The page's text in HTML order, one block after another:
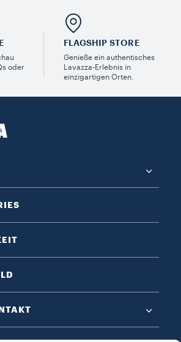
oder
FLAGSHIP STORE
Genieße ein authentisches
Lavazza-Erlebnis in
einzigartigen Orten.